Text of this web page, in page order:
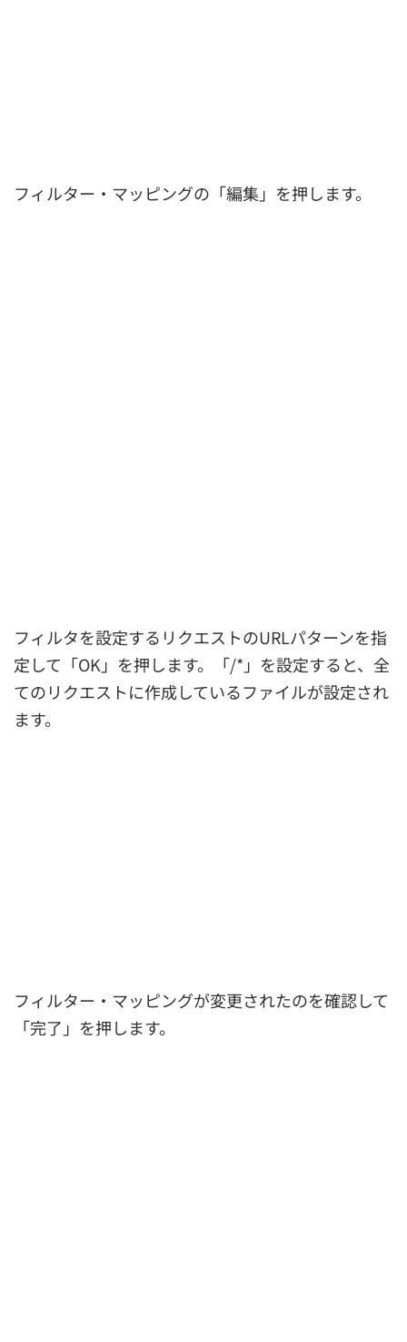
フィルター・マッピングの「編集」を押します。
フィルタを設定するリクエストのURLパターンを指
定して「OK」を押します。「/*」を設定すると、全
てのリクエストに作成しているファイルが設定され
ます。
フィルター・マッピングが変更されたのを確認して
「完了」を押します。